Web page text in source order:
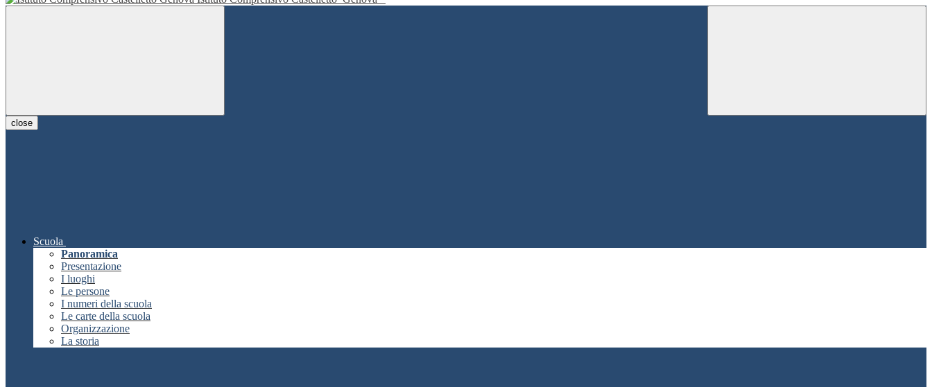
close
Scuola
Panoramica
Presentazione
I luoghi
Le persone
I numeri della scuola
Le carte della scuola
Organizzazione
La storia